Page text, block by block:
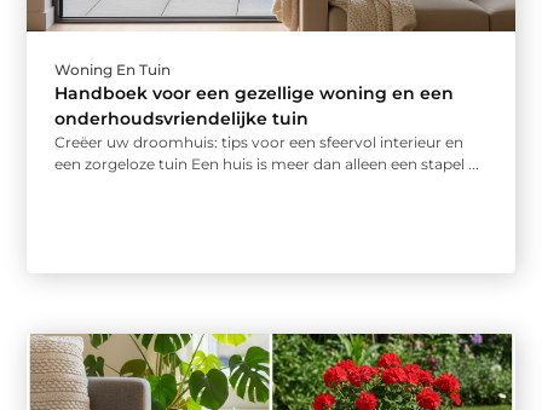
Woning En Tuin
Handboek voor een gezellige woning en een
onderhoudsvriendelijke tuin
Creëer uw droomhuis: tips voor een sfeervol interieur en
een zorgeloze tuin Een huis is meer dan alleen een stapel ...